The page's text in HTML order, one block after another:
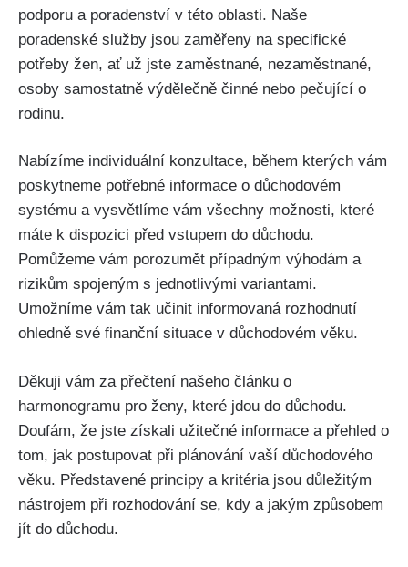
podporu a poradenství v této oblasti. Naše
poradenské služby jsou zaměřeny na specifické
potřeby žen, ať už jste zaměstnané, nezaměstnané,
osoby samostatně výdělečně činné nebo pečující o
rodinu.
Nabízíme individuální konzultace, během kterých vám
poskytneme potřebné informace o důchodovém
systému a vysvětlíme vám všechny možnosti, které
máte k dispozici před vstupem do důchodu.
Pomůžeme vám porozumět případným výhodám a
rizikům spojeným s jednotlivými variantami.
Umožníme vám tak učinit informovaná rozhodnutí
ohledně své finanční situace v důchodovém věku.
Děkuji vám za přečtení našeho článku o
harmonogramu pro ženy, které jdou do důchodu.
Doufám, že jste získali užitečné informace a přehled o
tom, jak postupovat při plánování vaší důchodového
věku. Představené principy a kritéria jsou důležitým
nástrojem při rozhodování se, kdy a jakým způsobem
jít do důchodu.